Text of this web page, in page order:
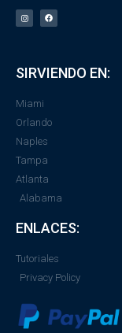
SIRVIENDO EN:
Miami
Orlando
Naples
Tampa
Atlanta
Alabama
ENLACES:
Tutoriales
Privacy Policy